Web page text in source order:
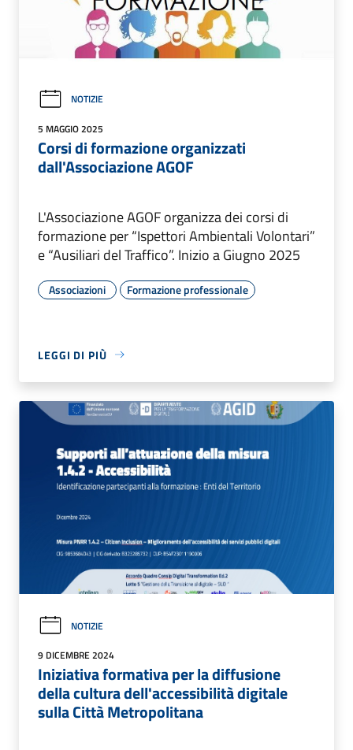
NOTIZIE
5 MAGGIO 2025
Corsi di formazione organizzati
dall'Associazione AGOF
L'Associazione AGOF organizza dei corsi di
formazione per “Ispettori Ambientali Volontari”
e “Ausiliari del Traffico”. Inizio a Giugno 2025
Associazioni Formazione professionale
LEGGI DI PIÙ
NOTIZIE
9 DICEMBRE 2024
Iniziativa formativa per la diffusione
della cultura dell'accessibilità digitale
sulla Città Metropolitana